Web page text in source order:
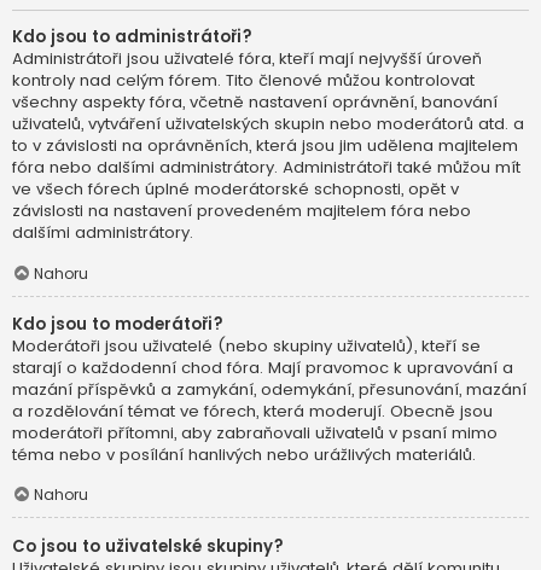
Kdo jsou to administrátoři?
Administrátoři jsou uživatelé fóra, kteří mají nejvyšší úroveň
kontroly nad celým fórem. Tito členové můžou kontrolovat
všechny aspekty fóra, včetně nastavení oprávnění, banování
uživatelů, vytváření uživatelských skupin nebo moderátorů atd. a
to v závislosti na oprávněních, která jsou jim udělena majitelem
fóra nebo dalšími administrátory. Administrátoři také můžou mít
ve všech fórech úplné moderátorské schopnosti, opět v
závislosti na nastavení provedeném majitelem fóra nebo
dalšími administrátory.
Nahoru
Kdo jsou to moderátoři?
Moderátoři jsou uživatelé (nebo skupiny uživatelů), kteří se
starají o každodenní chod fóra. Mají pravomoc k upravování a
mazání příspěvků a zamykání, odemykání, přesunování, mazání
a rozdělování témat ve fórech, která moderují. Obecně jsou
moderátoři přítomni, aby zabraňovali uživatelů v psaní mimo
téma nebo v posílání hanlivých nebo urážlivých materiálů.
Nahoru
Co jsou to uživatelské skupiny?